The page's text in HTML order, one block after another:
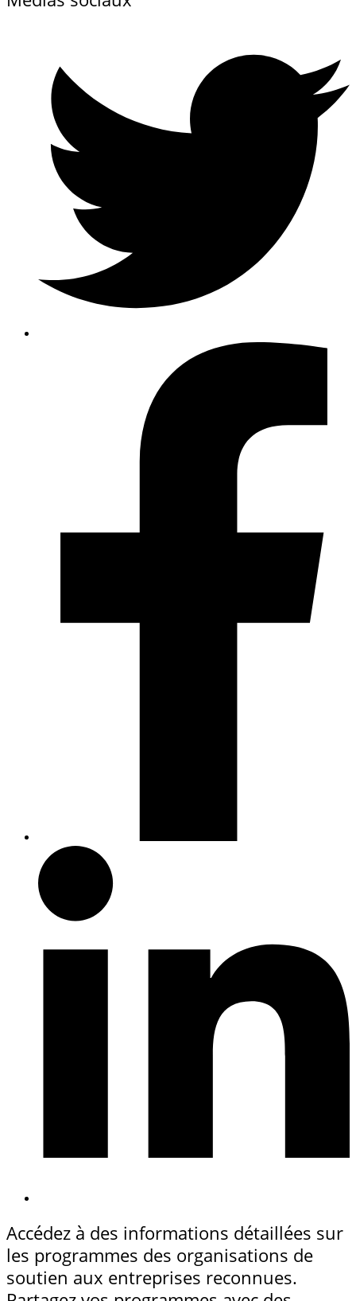
Accédez à des informations détaillées sur
les programmes des organisations de
soutien aux entreprises reconnues.